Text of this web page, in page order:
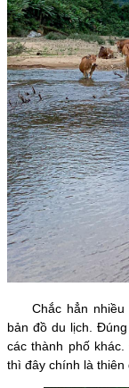
Chắc hẳn nhiều
bản đồ du lịch.
các thành phố
thì đây chính là thiên